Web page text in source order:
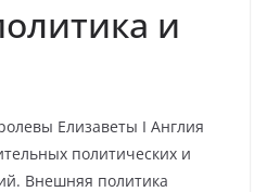
и
Елизаветы I Англия
политических и
Внешняя политика